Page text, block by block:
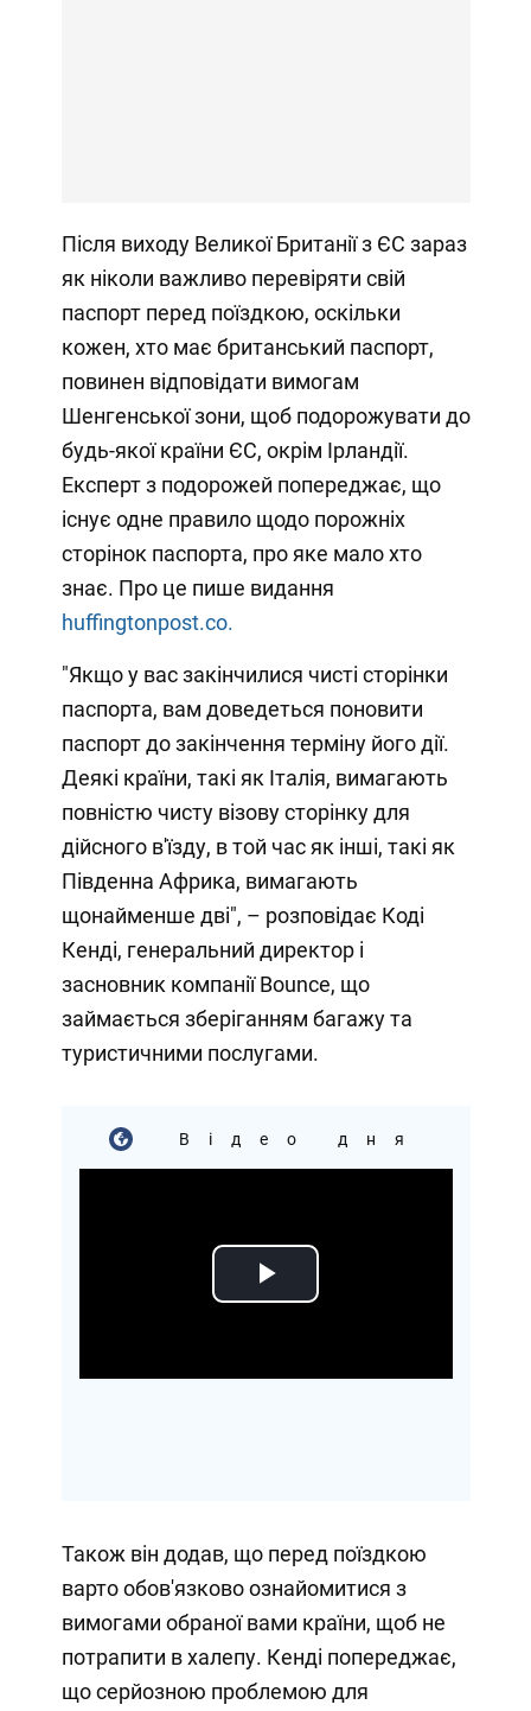
Після виходу Великої Британії з ЄС зараз
як ніколи важливо перевіряти свій
паспорт перед поїздкою, оскільки
кожен, хто має британський паспорт,
повинен відповідати вимогам
Шенгенської зони, щоб подорожувати до
будь-якої країни ЄС, окрім Ірландії.
Експерт з подорожей попереджає, що
існує одне правило щодо порожніх
сторінок паспорта, про яке мало хто
знає. Про це пише видання
huffingtonpost.co.
"Якщо у вас закінчилися чисті сторінки
паспорта, вам доведеться поновити
паспорт до закінчення терміну його дії.
Деякі країни, такі як Італія, вимагають
повністю чисту візову сторінку для
дійсного в'їзду, в той час як інші, такі як
Південна Африка, вимагають
щонайменше дві", – розповідає Коді
Кенді, генеральний директор і
засновник компанії Bounce, що
займається зберіганням багажу та
туристичними послугами.
Відео дня
Play
Також він додав, що перед поїздкою
варто обов'язково ознайомитися з
вимогами обраної вами країни, щоб не
потрапити в халепу. Кенді попереджає,
що серйозною проблемою для